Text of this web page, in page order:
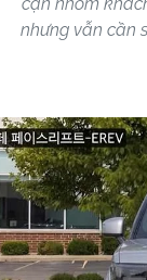
nhưng vẫn cần